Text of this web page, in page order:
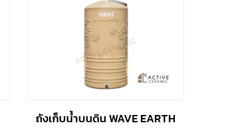
ถังเก็บน้ำบนดิน WAVE EARTH